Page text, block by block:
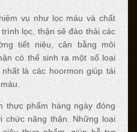
vụ như lọc máu và chất
lọc, thận sẽ đào thải các
tiết niệu, cân bằng môi
có thể sinh ra một số loại
là các hoormon giúp tái
thực phẩm hàng ngày đóng
chức năng thận. Những loại